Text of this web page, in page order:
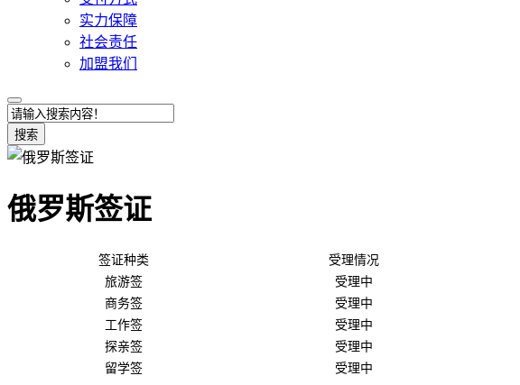
实力保障
社会责任
加盟我们
搜索
俄罗斯签证
签证种类 受理情况
旅游签
受理中
商务签
受理中
工作签
受理中
探亲签
受理中
留学签
受理中